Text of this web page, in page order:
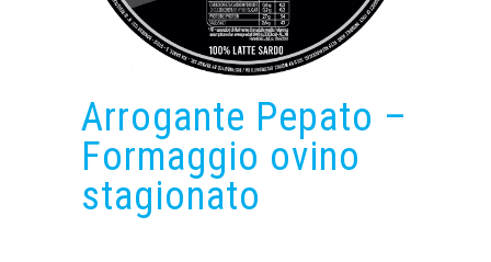
Arrogante Pepato –
Formaggio ovino
stagionato